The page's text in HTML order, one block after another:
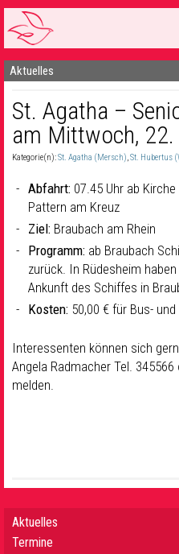
Startseite
1 Pfarrei
16 Gemeinden & mehr
Sakramente & Feste
Gemeinschaft & Soziales
Musik& Kultur
Seelsorge & Kontakt
Aktuelles
St. Agatha –
am Mittwoch, 22.
Kategorie(n):St. Agatha (Mersch),St. Hubertus
Abfahrt: 07.45 Uhr ab
Pattern am Kreuz
Ziel: Braubach am Rhein
Programm: ab Braubach
zurück. In Rüdesheim
Ankunft des Schiffes in
Kosten: 50,00 € für Bus-
Interessenten können sich
Angela Radmacher Tel.
melden.
Aktuelles
Termine